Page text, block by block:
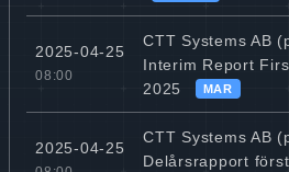
2025-04-25
08:00
CTT Systems AB
Interim Report
2025
MAR
2025-04-25
CTT Systems AB
Delårsrapport